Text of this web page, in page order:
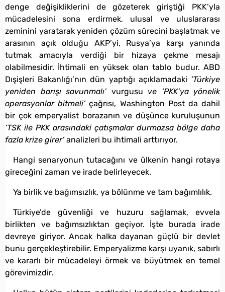
denge değişikliklerini de gözeterek giriştiği PKK’yla
mücadelesini sona erdirmek, ulusal ve uluslararası
zeminini yaratarak yeniden çözüm sürecini başlatmak ve
arasının açık olduğu AKP’yi, Rusya’ya karşı yanında
tutmak amacıyla verdiği bir hizaya çekme mesajı
olabilmesidir. İhtimali en yüksek olan tablo budur. ABD
Dışişleri Bakanlığı’nın dün yaptığı açıklamadaki ‘Türkiye
yeniden barışı savunmalı’vurgusu ve ‘PKK’ya yönelik
operasyonlar bitmeli’çağrısı, Washington Post da dahil
bir çok emperyalist borazanın ve düşünce kuruluşunun
‘TSK ile PKK arasındaki çatışmalar durmazsa bölge daha
fazla krize girer’analizleri bu ihtimali arttırıyor.
Hangi senaryonun tutacağını ve ülkenin hangi rotaya
gireceğini zaman ve irade belirleyecek.
Ya birlik ve bağımsızlık, ya bölünme ve tam bağımlılık.
Türkiye’de güvenliği ve huzuru sağlamak, evvela
birlikten ve bağımsızlıktan geçiyor. İşte burada irade
devreye giriyor. Ancak halka dayanan güçlü bir devlet
bunu gerçekleştirebilir. Emperyalizme karşı uyanık, sabırlı
ve kararlı bir mücadeleyi örmek ve büyütmek en temel
görevimizdir.